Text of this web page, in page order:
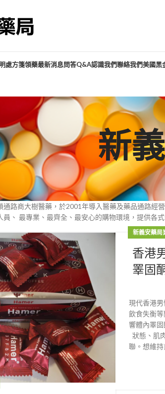
處方箋領藥最新消息問答Q&A認識我們聯絡我們美國黑
新
通路商大樹醫藥，於2001年導入醫藥及藥品通路
員、 最專業、最齊全、最安心的購物環境，提供各
新義安藥局
香港
睪固
現代香港
飲食失衡
響體內睪
狀態、肌
聯。想維